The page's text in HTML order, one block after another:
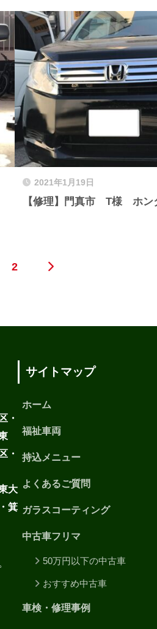
2021年1月19日
【修理】門真市 T様 ホ
2
・
・
大
箕
サイトマップ
ホーム
福祉車両
持込メニュー
よくあるご質問
ガラスコーティング
中古車フリマ
50万円以下の中古車
おすすめ中古車
車検・修理事例